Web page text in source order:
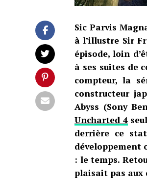
Sic Parvis
à l’illustre Sir
épisode, loin
à ses suites de
compteur, la
constructeur
Abyss (Sony
Uncharted 4
derrière ce
développement
: le temps.
plaisait pas aux